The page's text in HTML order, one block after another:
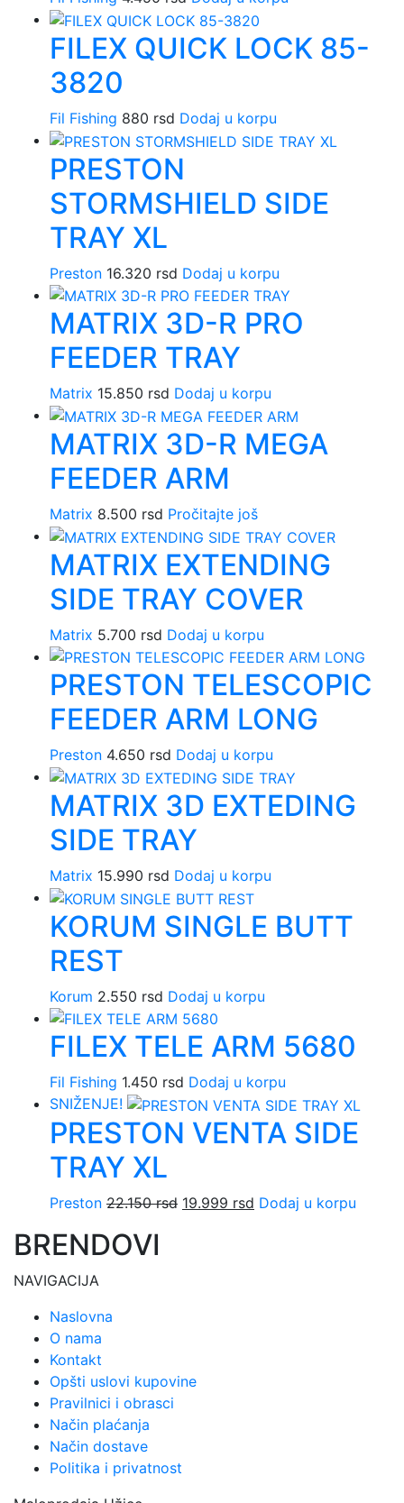
FILEX QUICK LOCK 85-
3820
Fil Fishing 880 rsd Dodaj u korpu
PRESTON
STORMSHIELD SIDE
TRAY XL
Preston 16.320 rsd Dodaj u korpu
MATRIX 3D-R PRO
FEEDER TRAY
Matrix 15.850 rsd Dodaj u korpu
MATRIX 3D-R MEGA
FEEDER ARM
Matrix 8.500 rsd Pročitajte još
MATRIX EXTENDING
SIDE TRAY COVER
Matrix 5.700 rsd Dodaj u korpu
PRESTON TELESCOPIC
FEEDER ARM LONG
Preston 4.650 rsd Dodaj u korpu
MATRIX 3D EXTEDING
SIDE TRAY
Matrix 15.990 rsd Dodaj u korpu
KORUM SINGLE BUTT
REST
Korum 2.550 rsd Dodaj u korpu
FILEX TELE ARM 5680
Fil Fishing 1.450 rsd Dodaj u korpu
SNIŽENJE!
PRESTON VENTA SIDE
TRAY XL
Preston 22.150rsd Originalna
19.999 rsd Trenutna
Dodaj u korpu
BRENDOVI
NAVIGACIJA
Naslovna
O nama
Kontakt
Opšti uslovi kupovine
Pravilnici i obrasci
Način plaćanja
Način dostave
Politika i privatnost